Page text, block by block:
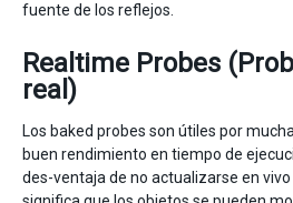
fuente de los reflejos.
Realtime Probes
real)
Los baked probes son útiles por
buen rendimiento en tiempo de
des-ventaja de no actualizarse en